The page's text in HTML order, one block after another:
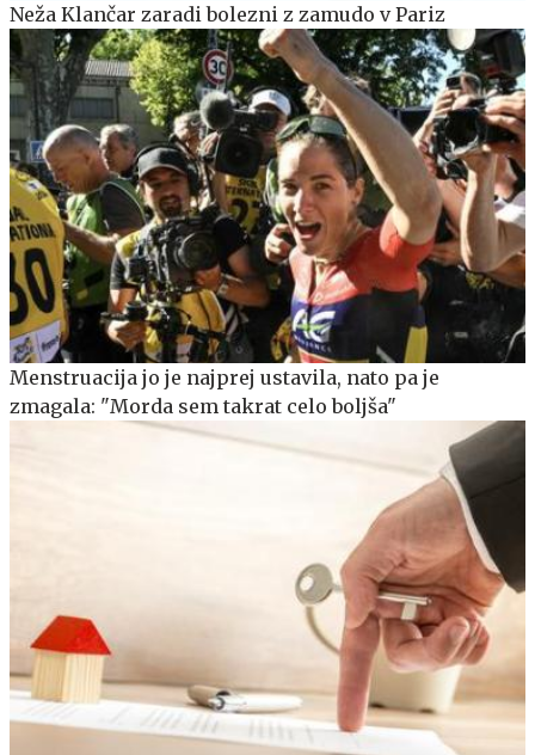
Neža Klančar zaradi bolezni z zamudo v Pariz
Menstruacija jo je najprej ustavila, nato pa je
zmagala: "Morda sem takrat celo boljša"